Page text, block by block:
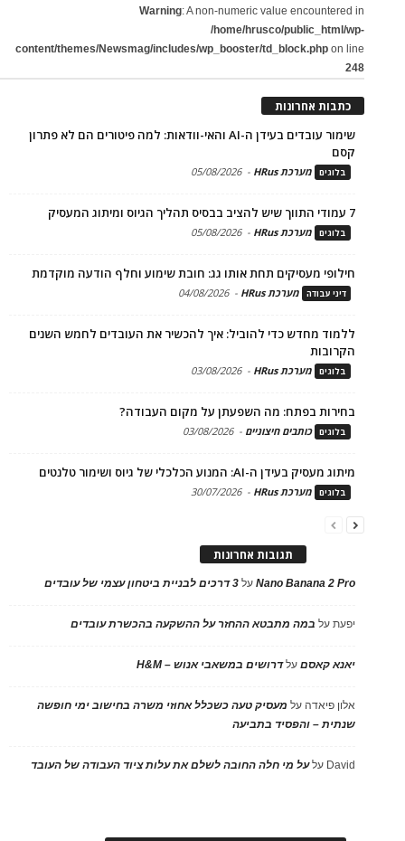
Warning: A non-numeric value encountered in
/home/hrusco/public_html/wp-
content/themes/Newsmag/includes/wp_booster/td_block.php on line
248
כתבות אחרונות
שימור עובדים בעידן ה-AI והאי-וודאות: למה פיטורים הם לא פתרון
קסם
בלוגים מערכת HRus -
05/08/2026
7 עמודי התווך שיש להציב בבסיס תהליך הגיוס ומיתוג המעסיק
בלוגים מערכת HRus -
05/08/2026
חילופי מעסיקים תחת אותו גג: חובת שימוע וחלף הודעה מוקדמת
דיני עבודה מערכת HRus -
04/08/2026
ללמוד מחדש כדי להוביל: איך להכשיר את העובדים לחמש השנים
הקרובות
בלוגים מערכת HRus -
03/08/2026
בחירות בפתח: מה השפעתן על מקום העבודה?
בלוגים כותבים חיצוניים -
03/08/2026
מיתוג מעסיק בעידן ה-AI: המנוע הכלכלי של גיוס ושימור טלנטים
בלוגים מערכת HRus -
30/07/2026
תגובות אחרונות
Nano Banana 2 Proעל 3 דרכים לבניית ביטחון עצמי של עובדים
יפעתעל במה מתבטא ההחזר על ההשקעה בהכשרת עובדים
יאנא קאסםעלדרושים במשאבי אנוש – H&M
אלון פיאדה על מעסיק טעה כשכלל אחוזי משרה בחישוב ימי חופשה
שנתית – והפסיד בתביעה
David עלעל מי חלה החובה לשלם את עלות ציוד העבודה של העובד